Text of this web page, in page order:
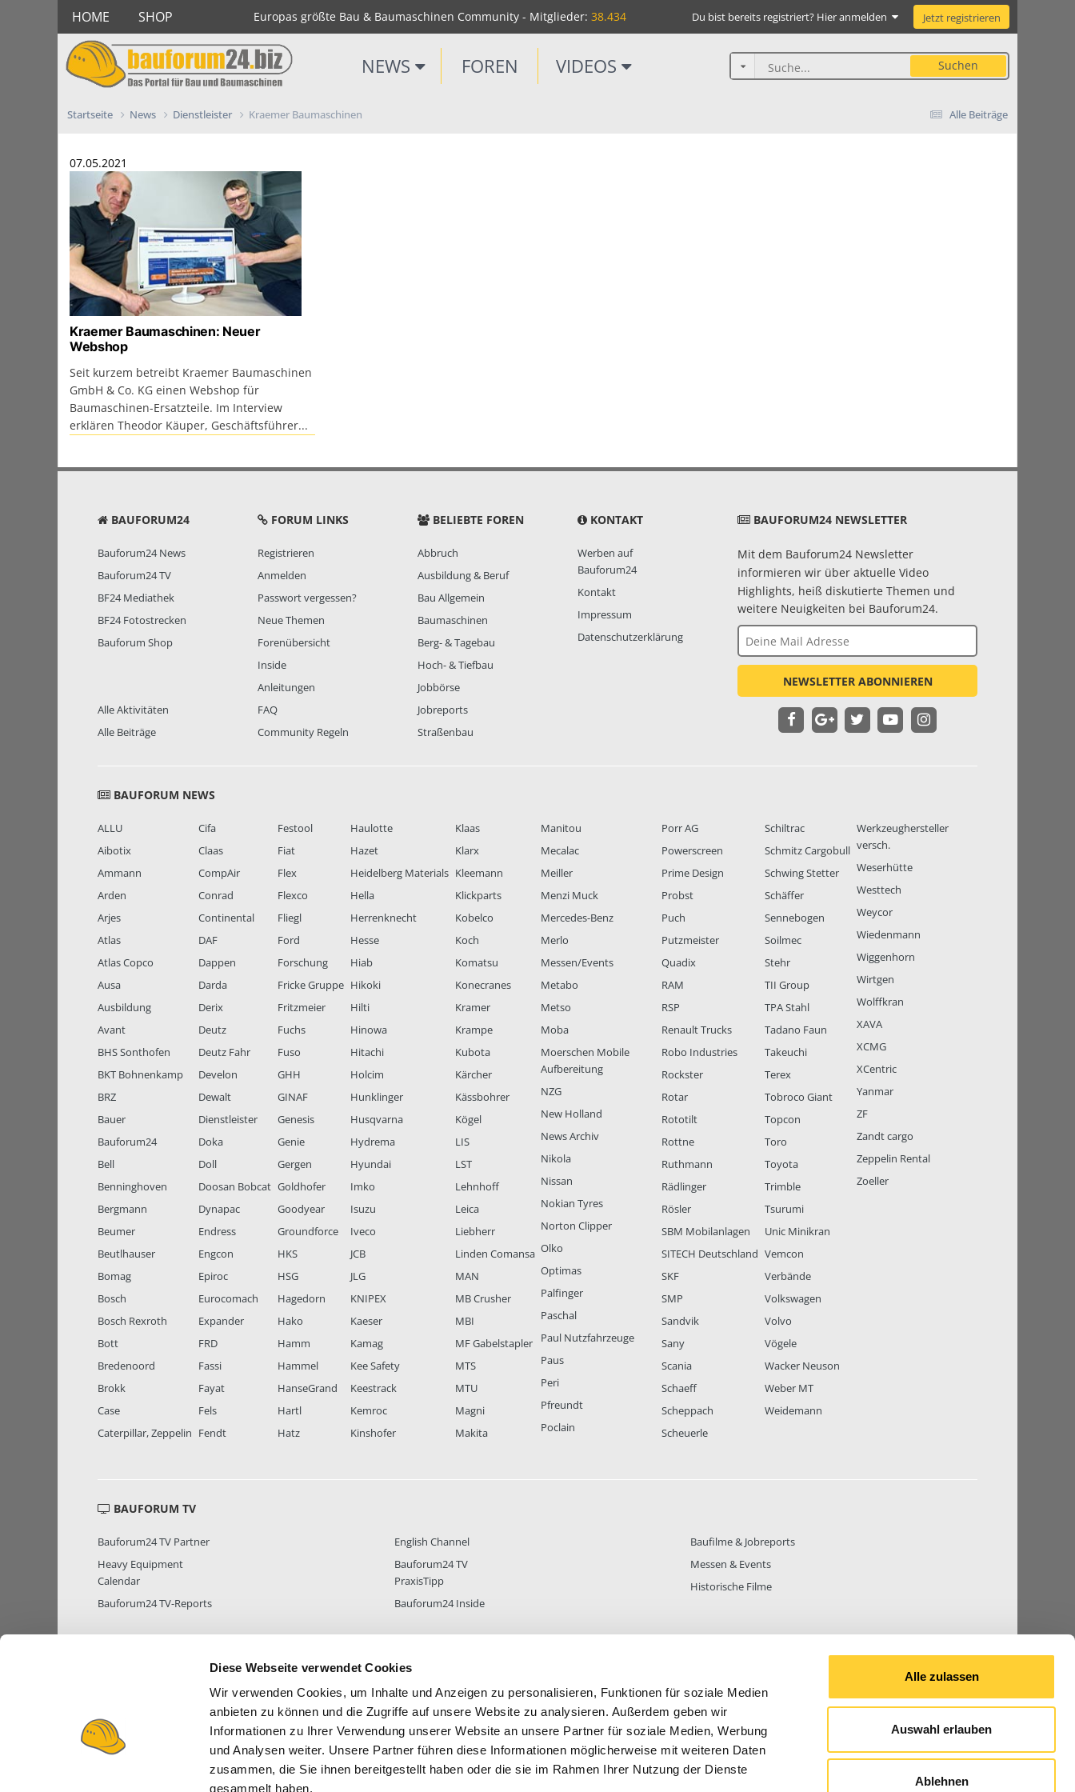
Diese Webseite verwendet Cookies
Wir verwenden Cookies, um Inhalte und Anzeigen zu personalisieren, Funktionen für soziale Medien
anbieten zu können und die Zugriffe auf unsere Website zu analysieren. Außerdem geben wir
Informationen zu Ihrer Verwendung unserer Website an unsere Partner für soziale Medien, Werbung
und Analysen weiter. Unsere Partner führen diese Informationen möglicherweise mit weiteren Daten
zusammen, die Sie ihnen bereitgestellt haben oder die sie im Rahmen Ihrer Nutzung der Dienste
gesammelt haben.
Alle zulassen
Auswahl erlauben
Ablehnen
HOME SHOP Europas größte Bau & Baumaschinen Community - Mitglieder: 38.434 Du bist bereits registriert? Hier anmelden Jetzt registrieren
NEWS FOREN VIDEOS Suchen
Alle Beiträge
Startseite News Dienstleister Kraemer Baumaschinen
07.05.2021
Kraemer Baumaschinen: Neuer
Webshop
Seit kurzem betreibt Kraemer Baumaschinen
GmbH & Co. KG einen Webshop für
Baumaschinen-Ersatzteile. Im Interview
erklären Theodor Käuper, Geschäftsführer...
BAUFORUM24
Bauforum24 News
Bauforum24 TV
BF24 Mediathek
BF24 Fotostrecken
Bauforum Shop
Alle Aktivitäten
Alle Beiträge
FORUM LINKS
Registrieren
Anmelden
Passwort vergessen?
Neue Themen
Forenübersicht
Inside
Anleitungen
FAQ
Community Regeln
BELIEBTE FOREN
Abbruch
Ausbildung & Beruf
Bau Allgemein
Baumaschinen
Berg- & Tagebau
Hoch- & Tiefbau
Jobbörse
Jobreports
Straßenbau
KONTAKT
Werben auf
Bauforum24
Kontakt
Impressum
Datenschutzerklärung
BAUFORUM24 NEWSLETTER
Mit dem Bauforum24 Newsletter
informieren wir über aktuelle Video
Highlights, heiß diskutierte Themen und
weitere Neuigkeiten bei Bauforum24.
NEWSLETTER ABONNIEREN
BAUFORUM NEWS
ALLU
Aibotix
Ammann
Arden
Arjes
Atlas
Atlas Copco
Ausa
Ausbildung
Avant
BHS Sonthofen
BKT Bohnenkamp
BRZ
Bauer
Bauforum24
Bell
Benninghoven
Bergmann
Beumer
Beutlhauser
Bomag
Bosch
Bosch Rexroth
Bott
Bredenoord
Brokk
Case
Caterpillar, Zeppelin
Cifa
Claas
CompAir
Conrad
Continental
DAF
Dappen
Darda
Derix
Deutz
Deutz Fahr
Develon
Dewalt
Dienstleister
Doka
Doll
Doosan Bobcat
Dynapac
Endress
Engcon
Epiroc
Eurocomach
Expander
FRD
Fassi
Fayat
Fels
Fendt
Festool
Fiat
Flex
Flexco
Fliegl
Ford
Forschung
Fricke Gruppe
Fritzmeier
Fuchs
Fuso
GHH
GINAF
Genesis
Genie
Gergen
Goldhofer
Goodyear
Groundforce
HKS
HSG
Hagedorn
Hako
Hamm
Hammel
HanseGrand
Hartl
Hatz
Haulotte
Hazet
Heidelberg Materials
Hella
Herrenknecht
Hesse
Hiab
Hikoki
Hilti
Hinowa
Hitachi
Holcim
Hunklinger
Husqvarna
Hydrema
Hyundai
Imko
Isuzu
Iveco
JCB
JLG
KNIPEX
Kaeser
Kamag
Kee Safety
Keestrack
Kemroc
Kinshofer
Klaas
Klarx
Kleemann
Klickparts
Kobelco
Koch
Komatsu
Konecranes
Kramer
Krampe
Kubota
Kärcher
Kässbohrer
Kögel
LIS
LST
Lehnhoff
Leica
Liebherr
Linden Comansa
MAN
MB Crusher
MBI
MF Gabelstapler
MTS
MTU
Magni
Makita
Manitou
Mecalac
Meiller
Menzi Muck
Mercedes-Benz
Merlo
Messen/Events
Metabo
Metso
Moba
Moerschen Mobile
Aufbereitung
NZG
New Holland
News Archiv
Nikola
Nissan
Nokian Tyres
Norton Clipper
Olko
Optimas
Palfinger
Paschal
Paul Nutzfahrzeuge
Paus
Peri
Pfreundt
Poclain
Porr AG
Powerscreen
Prime Design
Probst
Puch
Putzmeister
Quadix
RAM
RSP
Renault Trucks
Robo Industries
Rockster
Rotar
Rototilt
Rottne
Ruthmann
Rädlinger
Rösler
SBM Mobilanlagen
SITECH Deutschland
SKF
SMP
Sandvik
Sany
Scania
Schaeff
Scheppach
Scheuerle
Schiltrac
Schmitz Cargobull
Schwing Stetter
Schäffer
Sennebogen
Soilmec
Stehr
TII Group
TPA Stahl
Tadano Faun
Takeuchi
Terex
Tobroco Giant
Topcon
Toro
Toyota
Trimble
Tsurumi
Unic Minikran
Vemcon
Verbände
Volkswagen
Volvo
Vögele
Wacker Neuson
Weber MT
Weidemann
Werkzeughersteller
versch.
Weserhütte
Westtech
Weycor
Wiedenmann
Wiggenhorn
Wirtgen
Wolffkran
XAVA
XCMG
XCentric
Yanmar
ZF
Zandt cargo
Zeppelin Rental
Zoeller
BAUFORUM TV
Bauforum24 TV Partner
Heavy Equipment
Calendar
Bauforum24 TV-Reports
English Channel
Bauforum24 TV
PraxisTipp
Bauforum24 Inside
Baufilme & Jobreports
Messen & Events
Historische Filme
MITGLIEDER STATISTIK MITGLIEDER38.434 FOREN STATISTIK ALLE THEMEN81.271